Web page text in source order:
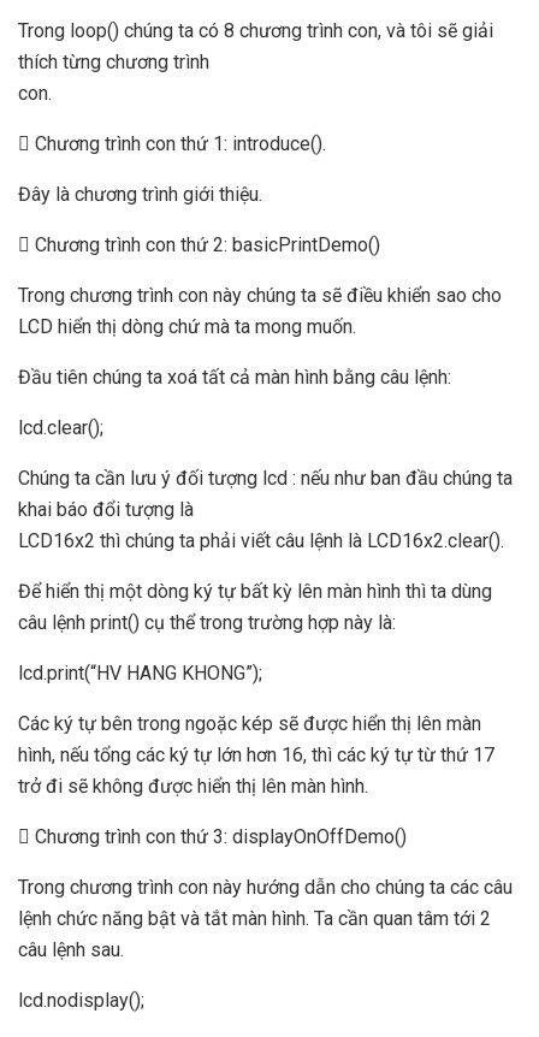
Trong loop() chúng ta có 8 chương trình con, và tôi sẽ giải
thích từng chương trình
con.
 Chương trình con thứ 1: introduce().
Đây là chương trình giới thiệu.
 Chương trình con thứ 2: basicPrintDemo()
Trong chương trình con này chúng ta sẽ điều khiển sao cho
LCD hiển thị dòng chứ mà ta mong muốn.
Đầu tiên chúng ta xoá tất cả màn hình bằng câu lệnh:
lcd.clear();
Chúng ta cần lưu ý đối tượng lcd : nếu như ban đầu chúng ta
khai báo đổi tượng là
LCD16x2 thì chúng ta phải viết câu lệnh là LCD16x2.clear().
Để hiển thị một dòng ký tự bất kỳ lên màn hình thì ta dùng
câu lệnh print() cụ thể trong trường hợp này là:
lcd.print(“HV HANG KHONG”);
Các ký tự bên trong ngoặc kép sẽ được hiển thị lên màn
hình, nếu tổng các ký tự lớn hơn 16, thì các ký tự từ thứ 17
trở đi sẽ không được hiển thị lên màn hình.
 Chương trình con thứ 3: displayOnOffDemo()
Trong chương trình con này hướng dẫn cho chúng ta các câu
lệnh chức năng bật và tắt màn hình. Ta cần quan tâm tới 2
câu lệnh sau.
lcd.nodisplay();